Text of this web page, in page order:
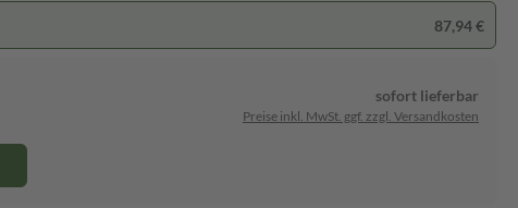
87,94 €
sofort lieferbar
Preise inkl. MwSt. ggf. zzgl. Versandkosten